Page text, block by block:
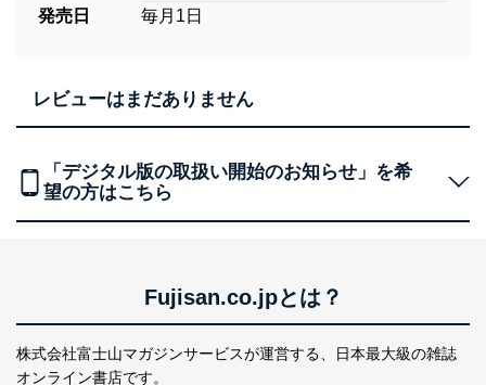
発売日 毎月1日
レビューはまだありません
「デジタル版の取扱い開始のお知らせ」を希
望の方はこちら
Fujisan.co.jpとは？
株式会社富士山マガジンサービスが運営する、
日本最大級の雑誌
オンライン書店です。